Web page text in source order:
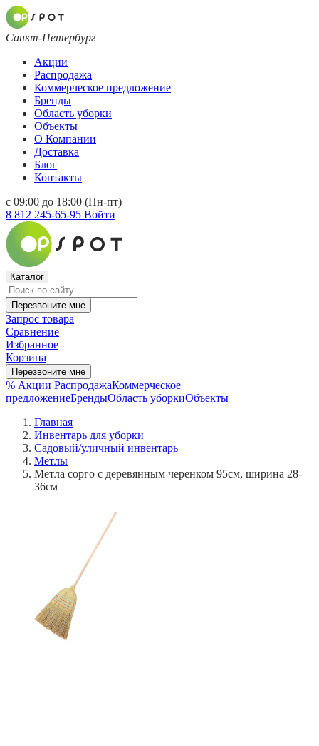
Санкт-Петербург
Акции
Распродажа
Коммерческое предложение
Бренды
Область уборки
Объекты
О Компании
Доставка
Блог
Контакты
с 09:00 до 18:00 (Пн-пт)
8 812 245-65-95 Войти
Каталог
Перезвоните мне
Запрос товара
Сравнение
Избранное
Корзина
Перезвоните мне
% Акции РаспродажаКоммерческое
предложениеБрендыОбласть уборкиОбъекты
Главная
Инвентарь для уборки
Садовый/уличный инвентарь
Метлы
Метла сорго с деревянным черенком 95см, ширина 28-
36см